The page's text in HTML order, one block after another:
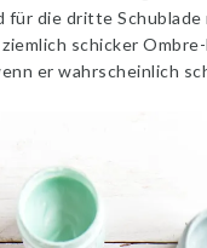
für die dritte
schicker
er wahrscheinlich